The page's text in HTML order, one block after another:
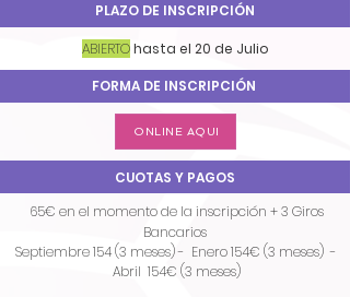
PLAZO DE INSCRIPCIÓN
ABIERTO hasta el 20 de Julio
FORMA DE INSCRIPCIÓN
ONLINE AQUI
CUOTAS Y PAGOS
65€ en el momento de la inscripción +3 Giros
Bancarios
Septiembre 154 (3 meses) - Enero 154€ (3 meses) -
Abril 154€ (3 meses)